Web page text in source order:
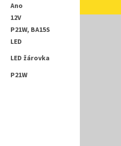
Ano
12V
P21W, BA15S
LED
LED žárovka
P21W